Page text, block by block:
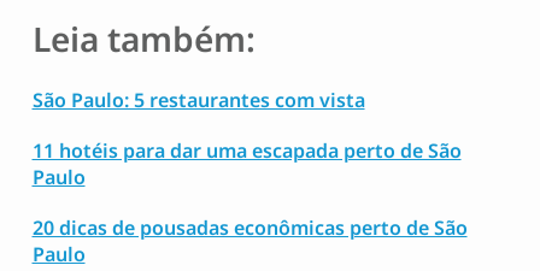
Leia também:
São Paulo: 5 restaurantes com vista
11 hotéis para dar uma escapada perto de São
Paulo
20 dicas de pousadas econômicas perto de São
Paulo